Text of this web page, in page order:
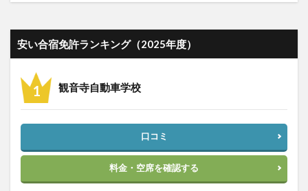
安い合宿免許ランキング（2025年度）
観音寺自動車学校
口コミ
料金・空席を確認する